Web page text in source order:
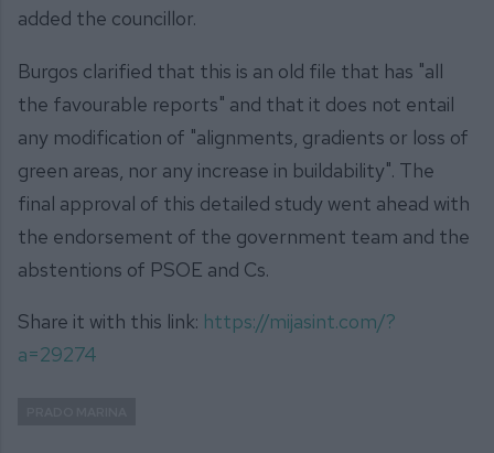
added the councillor.
Burgos clarified that this is an old file that has "all
the favourable reports" and that it does not entail
any modification of "alignments, gradients or loss of
green areas, nor any increase in buildability". The
final approval of this detailed study went ahead with
the endorsement of the government team and the
abstentions of PSOE and Cs.
Share it with this link: https://mijasint.com/?
a=29274